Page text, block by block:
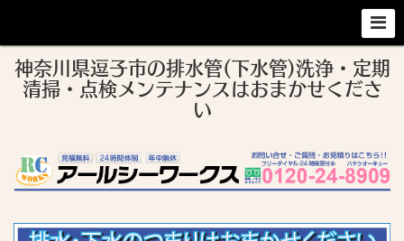
神奈川県逗子市の排水管(下水管)洗浄・定期
清掃・点検メンテナンスはおまかせくださ
い